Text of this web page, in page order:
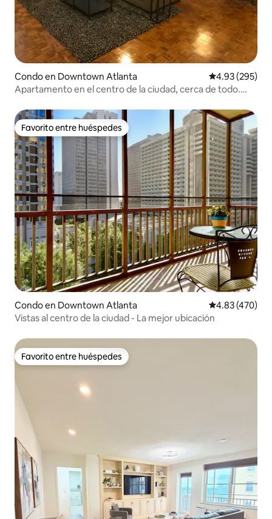
Condo en Downtown Atlanta Calificación
4.93 (295)
Apartamento en el centro de la ciudad, cerca de todo.
Favorito entre huéspedes
Favorito entre huéspedes
Condo en Downtown Atlanta Calificación
4.83 (470)
Vistas al centro de la ciudad - La mejor ubicación
Favorito entre huéspedes
Favorito entre huéspedes